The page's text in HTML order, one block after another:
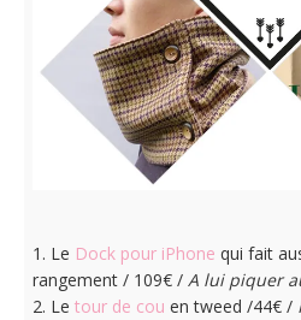
1. Le Dock pour iPhone qui fait
rangement / 109€ / A lui piquer
2. Le tour de cou en tweed /44€ /